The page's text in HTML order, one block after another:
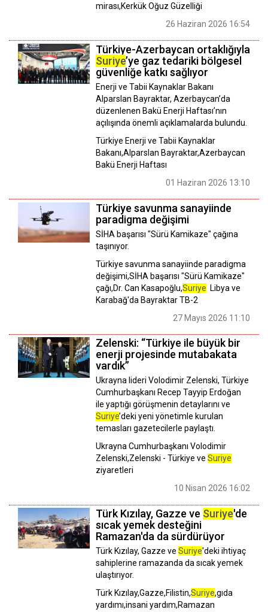
mirası,Kerkük Oğuz Güzelliği
26 Haziran 2026 16:54
Türkiye-Azerbaycan ortaklığıyla
Suriye’ye gaz tedariki bölgesel
güvenliğe katkı sağlıyor
Enerji ve Tabii Kaynaklar Bakanı
Alparslan Bayraktar, Azerbaycan’da
düzenlenen Bakü Enerji Haftası’nın
açılışında önemli açıklamalarda bulundu.
Türkiye Enerji ve Tabii Kaynaklar
Bakanı,Alparslan Bayraktar,Azerbaycan
Bakü Enerji Haftası
01 Haziran 2026 13:10
Türkiye savunma sanayiinde
paradigma değişimi
SİHA başarısı "Sürü Kamikaze" çağına
taşınıyor.
Türkiye savunma sanayiinde paradigma
değişimi,SİHA başarısı "Sürü Kamikaze"
çağı,Dr. Can Kasapoğlu,Suriye Libya ve
Karabağ'da Bayraktar TB-2
27 Mayıs 2026 11:10
Zelenski: “Türkiye ile büyük bir
enerji projesinde mutabakata
vardık”
Ukrayna lideri Volodimir Zelenski, Türkiye
Cumhurbaşkanı Recep Tayyip Erdoğan
ile yaptığı görüşmenin detaylarını ve
Suriye’deki yeni yönetimle kurulan
temasları gazetecilerle paylaştı.
Ukrayna Cumhurbaşkanı Volodimir
Zelenski,Zelenski - Türkiye ve Suriye
ziyaretleri
10 Nisan 2026 16:02
Türk Kızılay, Gazze ve Suriye'de
sıcak yemek desteğini
Ramazan'da da sürdürüyor
Türk Kızılay, Gazze ve Suriye'deki ihtiyaç
sahiplerine ramazanda da sıcak yemek
ulaştırıyor.
Türk Kızılay,Gazze,Filistin,Suriye,gıda
yardımı,insani yardım,Ramazan